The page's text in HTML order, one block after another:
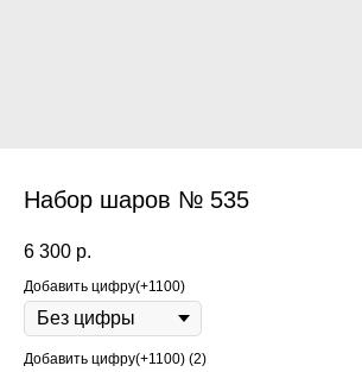
Набор шаров № 535
6 300 р.
Добавить цифру(+1100)
Добавить цифру(+1100) (2)